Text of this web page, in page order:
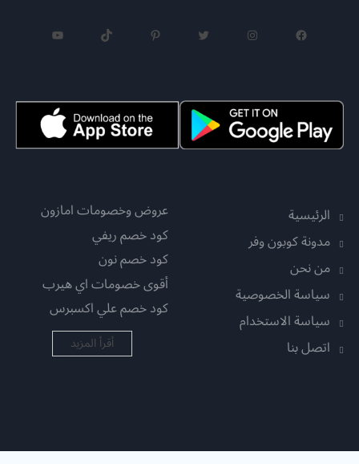
فيسبوك إنستجرام بينتريست تيك توك
الرئيسية
مدونة كوبون وفر
من نحن
سياسة الخصوصية
سياسة الاستخدام
اتصل بنا
عروض وخصومات امازون
كود خصم ريفي
كود خصم نون
أقوى خصومات اي هيرب
كود خصم علي اكسبرس
أقرأ المزيد